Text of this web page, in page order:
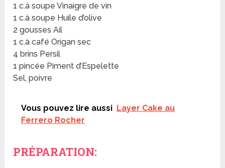
1 c.à soupe Vinaigre de vin
1 c.à soupe Huile d’olive
2 gousses Ail
1 c.à café Origan sec
4 brins Persil
1 pincée Piment d’Espelette
Sel, poivre
Vous pouvez lire aussi Layer Cake au
Ferrero Rocher
PRÉPARATION: